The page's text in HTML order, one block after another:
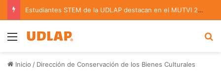
Estudiantes STEM de la UDLAP destacan en el MUTVI 2026
Menu
Inicio / Dirección de Conservación de los Bienes Culturales